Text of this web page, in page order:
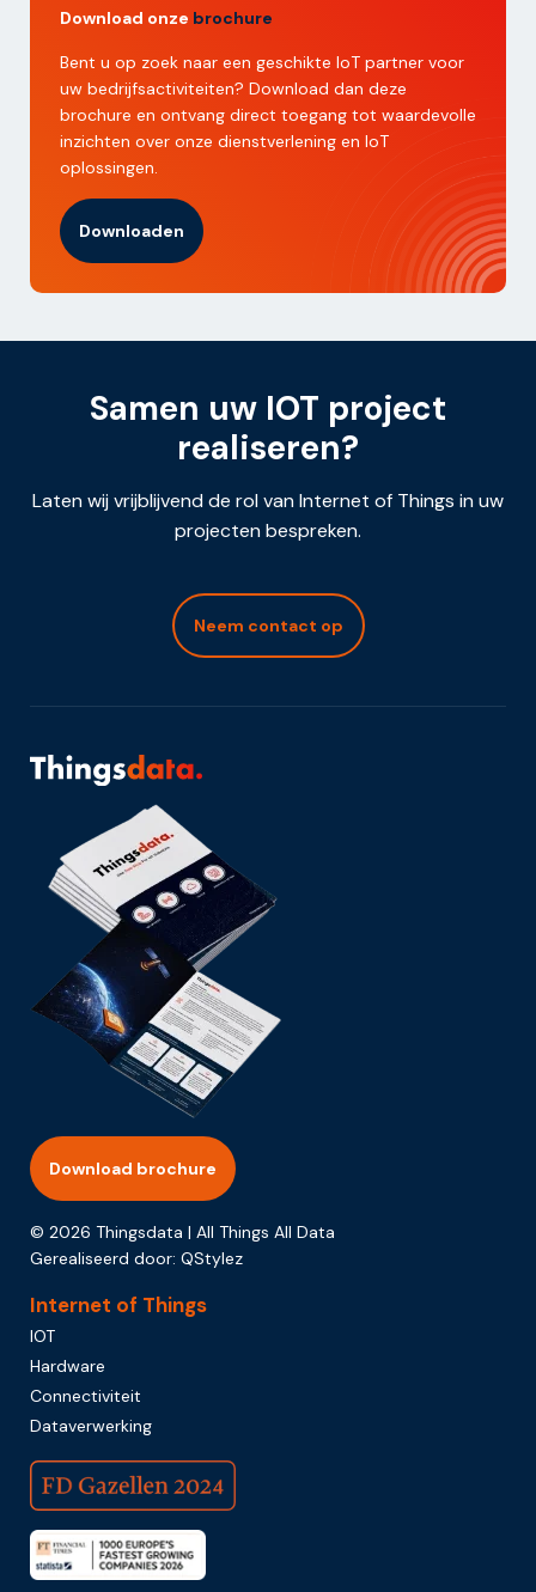
Download onze brochure
Bent u op zoek naar een geschikte IoT partner voor
uw bedrijfsactiviteiten? Download dan deze
brochure en ontvang direct toegang tot waardevolle
inzichten over onze dienstverlening en IoT
oplossingen.
Downloaden
Samen uw IOT project
realiseren?
Laten wij vrijblijvend de rol van Internet of Things in uw
projecten bespreken.
Neem contact op
Download brochure
© 2026 Thingsdata | All Things All Data
Gerealiseerd door: QStylez
Internet of Things
IOT
Hardware
Connectiviteit
Dataverwerking